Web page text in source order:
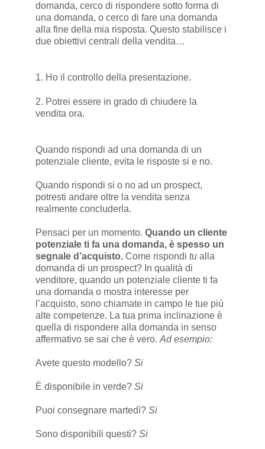
domanda, cerco di rispondere sotto forma di
una domanda, o cerco di fare una domanda
alla fine della mia risposta. Questo stabilisce i
due obiettivi centrali della vendita…
1. Ho il controllo della presentazione.
2. Potrei essere in grado di chiudere la
vendita ora.
Quando rispondi ad una domanda di un
potenziale cliente, evita le risposte si e no.
Quando rispondi si o no ad un prospect,
potresti andare oltre la vendita senza
realmente concluderla.
Pensaci per un momento. Quando un cliente
potenziale ti fa una domanda, è spesso un
segnale d’acquisto.Come rispondi tualla
domanda di un prospect? In qualità di
venditore, quando un potenziale cliente ti fa
una domanda o mostra interesse per
l’acquisto, sono chiamate in campo le tue più
alte competenze. La tua prima inclinazione è
quella di rispondere alla domanda in senso
affermativo se sai che è vero. Ad esempio:
Avete questo modello? Si
È disponibile in verde? Si
Puoi consegnare martedì? Si
Sono disponibili questi? Si